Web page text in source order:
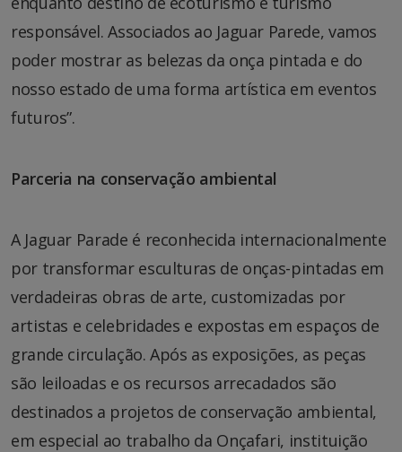
responsável. Associados ao Jaguar Parede, vamos
poder mostrar as belezas da onça pintada e do
nosso estado de uma forma artística em eventos
futuros”.
Parceria na conservação ambiental
A Jaguar Parade é reconhecida internacionalmente
por transformar esculturas de onças-pintadas em
verdadeiras obras de arte, customizadas por
artistas e celebridades e expostas em espaços de
grande circulação. Após as exposições, as peças
são leiloadas e os recursos arrecadados são
destinados a projetos de conservação ambiental,
em especial ao trabalho da Onçafari, instituição